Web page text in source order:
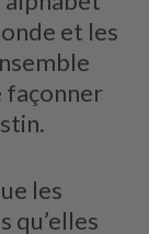
et les
façonner
les
qu’elles